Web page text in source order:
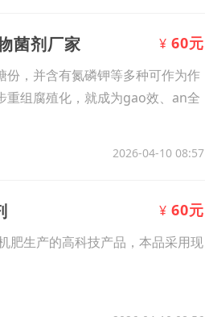
菌剂厂家 ¥ 60元
，并含有氮磷钾等多种可作为作
重组腐殖化，就成为gao效、an全
2026-04-10 08:57
¥ 60元
肥生产的高科技产品，本品采用现